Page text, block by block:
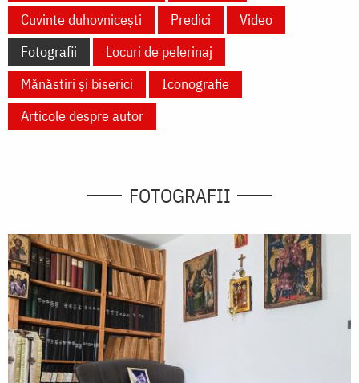
Cuvinte duhovnicești
Predici
Video
Fotografii
Locuri de pelerinaj
Mănăstiri și biserici
Iconografie
Articole despre autor
FOTOGRAFII